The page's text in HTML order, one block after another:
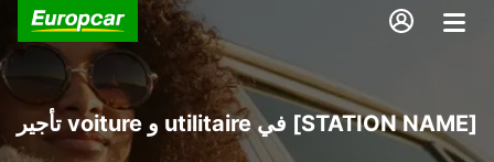
تأجير voiture و utilitaire في [STATION NAME]